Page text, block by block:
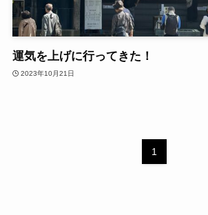
運気を上げに行ってきた！
2023年10月21日
1